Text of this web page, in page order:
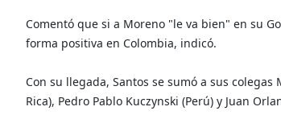
Comentó que si a Moreno "le va bien" en su
forma positiva en Colombia, indicó.
Con su llegada, Santos se sumó a sus colegas
Rica), Pedro Pablo Kuczynski (Perú) y Juan